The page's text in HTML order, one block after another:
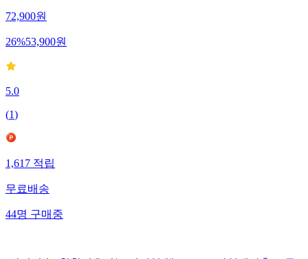
72,900원
26%53,900원
5.0
(1)
1,617적립
무료배송
44명구매중